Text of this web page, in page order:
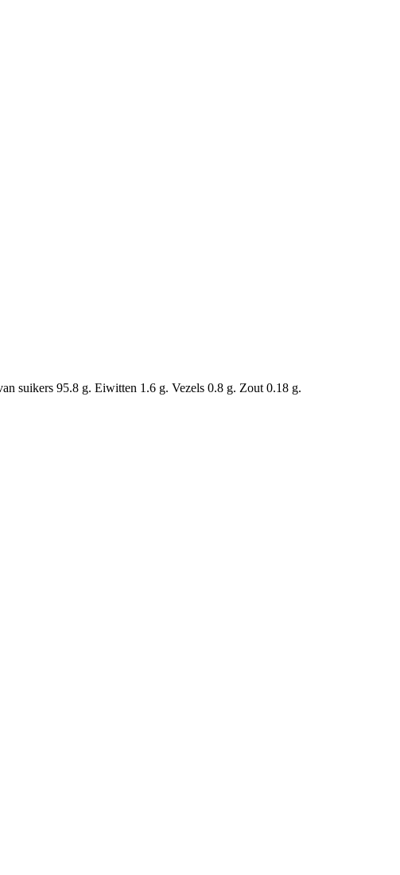
suikers 95.8 g. Eiwitten 1.6 g. Vezels 0.8 g. Zout 0.18 g.